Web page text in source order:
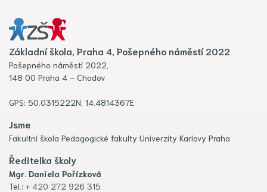
Základní škola, Praha 4, Pošepného náměstí 2022
Pošepného náměstí 2022,
148 00 Praha 4 – Chodov
GPS: 50.0315222N, 14.4814367E
Jsme
Fakultní škola Pedagogické fakulty Univerzity Karlovy Praha
Ředitelka školy
Mgr. Daniela Pořízková
Tel.: + 420 272 926 315